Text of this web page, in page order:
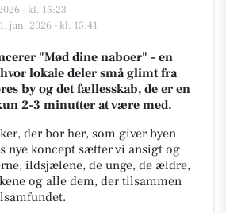
- kl. 15:23
jun. 2026 - kl. 15:41
"Mød dine naboer" - en
lokale deler små glimt fra
by og det fællesskab, de er en
2-3 minutter at være med.
der bor her, som giver byen
nye koncept sætter vi ansigt og
ildsjælene, de unge, de ældre,
og alle dem, der tilsammen